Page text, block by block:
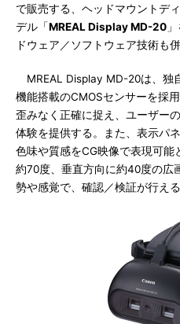
で販売する、ヘッドマウントデ
デル「MREAL Display MD-20
ドウェア／ソフトウェア技術も
MREAL Display MD-20は、独
機能搭載のCMOSセンサーを採
歪みなく正確に捉え、ユーザー
体験を提供する。また、表示パ
色味や質感をCG映像で表現可能
約70度、垂直方向に約40度の広
勢や感覚で、確認／検証が行える